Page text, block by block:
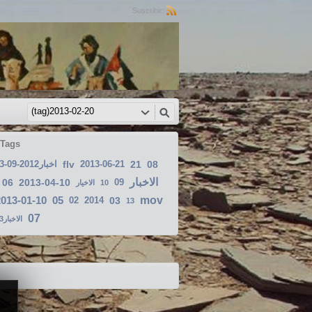
Suscribir:
اخبار2012-09-13
flv 2013-06-21 21 08
06 2013-04-10 الاخيار 10 09
الاخبار
01-10 05 02 2014 03 13 mov
الاخبار2013-01-23 07